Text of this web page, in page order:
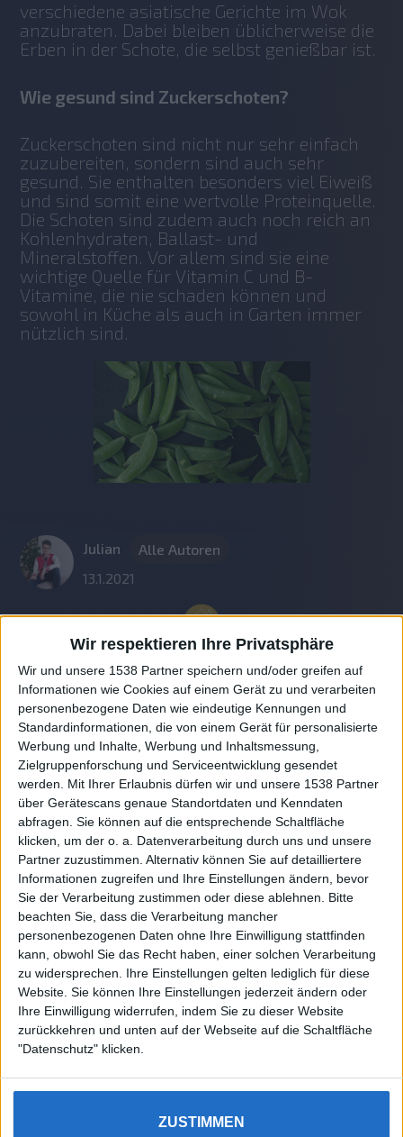
Wir respektieren Ihre Privatsphäre
Wir und unsere 1538 Partner speichern und/oder greifen auf
Informationen wie Cookies auf einem Gerät zu und verarbeiten
personenbezogene Daten wie eindeutige Kennungen und
Standardinformationen, die von einem Gerät für personalisierte
Werbung und Inhalte, Werbung und Inhaltsmessung,
Zielgruppenforschung und Serviceentwicklung gesendet
werden.
Mit Ihrer Erlaubnis dürfen wir und unsere 1538 Partner
über Gerätescans genaue Standortdaten und Kenndaten
abfragen. Sie können auf die entsprechende Schaltfläche
klicken, um der o. a. Datenverarbeitung durch uns und unsere
Partner zuzustimmen. Alternativ können Sie auf detailliertere
Informationen zugreifen und Ihre Einstellungen ändern, bevor
Sie der Verarbeitung zustimmen oder diese ablehnen.
Bitte
beachten Sie, dass die Verarbeitung mancher
personenbezogenen Daten ohne Ihre Einwilligung stattfinden
kann, obwohl Sie das Recht haben, einer solchen Verarbeitung
zu widersprechen. Ihre Einstellungen gelten lediglich für diese
Website. Sie können Ihre Einstellungen jederzeit ändern oder
Ihre Einwilligung widerrufen, indem Sie zu dieser Website
zurückkehren und unten auf der Webseite auf die Schaltfläche
"Datenschutz" klicken.
ZUSTIMMEN
verschiedene asiatische Gerichte im Wok
anzubraten. Dabei bleiben üblicherweise die
Erben in der Schote, die selbst genießbar ist.
Wie gesund sind Zuckerschoten?
Zuckerschoten sind nicht nur sehr einfach
zuzubereiten, sondern sind auch sehr
gesund. Sie enthalten besonders viel Eiweiß
und sind somit eine wertvolle Proteinquelle.
Die Schoten sind zudem auch noch reich an
Kohlenhydraten, Ballast- und
Mineralstoffen. Vor allem sind sie eine
wichtige Quelle für Vitamin C und B-
Vitamine, die nie schaden können und
sowohl in Küche als auch in Garten immer
nützlich sind.
Julian
Alle Autoren
13.1.2021
Auf DESMONDO findet Ihr Inspirationen für
individuelles, gemütliches und intelligentes Wohnen,
die aktuellsten Einrichtungstrends und Informatives zu
neuesten Smart Home Systemen.
About
DESMONDO Suche
Kooperationen
Rechtliches
Impressum
Datenschutz
Sitemap